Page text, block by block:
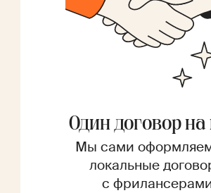
Один договор на
Мы сами
локальные
с